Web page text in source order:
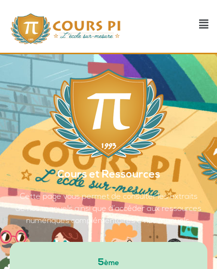
Cours et Ressources
Cette page vous permet de consulter les extraits
de nos manuels ainsi que d’accéder aux ressources
numériques complémentaires à nos manuels.
5ème